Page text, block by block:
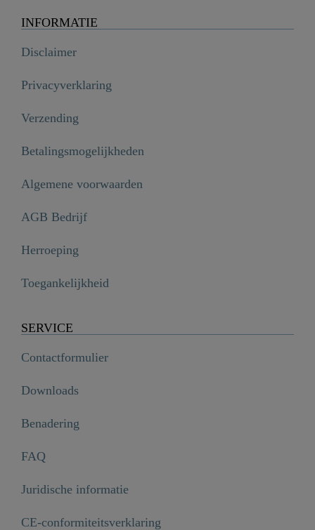
INFORMATIE
Disclaimer
Privacyverklaring
Verzending
Betalingsmogelijkheden
Algemene voorwaarden
AGB Bedrijf
Herroeping
Toegankelijkheid
SERVICE
Contactformulier
Downloads
Benadering
FAQ
Juridische informatie
CE-conformiteitsverklaring